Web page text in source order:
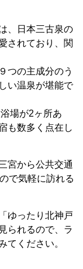
、日本三古泉の
されており、関
つの主成分のう
い温泉が堪能で
場が2ヶ所あ
も数多く点在し
宮から公共交通
で気軽に訪れる
ゆったり北神戸
られるので、ラ
てください。